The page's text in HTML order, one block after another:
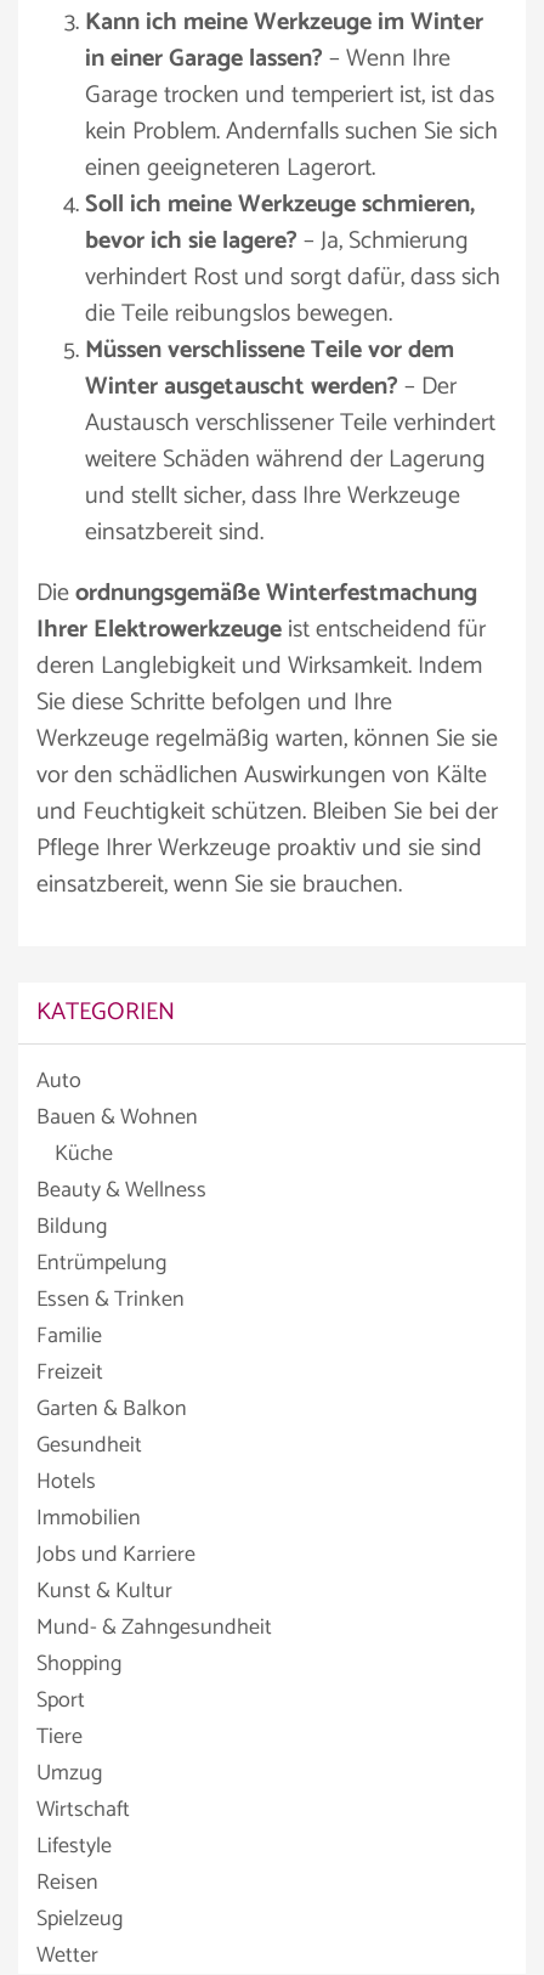
Kann ich meine Werkzeuge im Winter
in einer Garage lassen?– Wenn Ihre
Garage trocken und temperiert ist, ist das
kein Problem. Andernfalls suchen Sie sich
einen geeigneteren Lagerort.
Soll ich meine Werkzeuge schmieren,
bevor ich sie lagere?– Ja, Schmierung
verhindert Rost und sorgt dafür, dass sich
die Teile reibungslos bewegen.
Müssen verschlissene Teile vor dem
Winter ausgetauscht werden?– Der
Austausch verschlissener Teile verhindert
weitere Schäden während der Lagerung
und stellt sicher, dass Ihre Werkzeuge
einsatzbereit sind.
Dieordnungsgemäße Winterfestmachung
Ihrer Elektrowerkzeugeist entscheidend für
deren Langlebigkeit und Wirksamkeit. Indem
Sie diese Schritte befolgen und Ihre
Werkzeuge regelmäßig warten, können Sie sie
vor den schädlichen Auswirkungen von Kälte
und Feuchtigkeit schützen. Bleiben Sie bei der
Pflege Ihrer Werkzeuge proaktiv und sie sind
einsatzbereit, wenn Sie sie brauchen.
KATEGORIEN
Auto
Bauen & Wohnen
Küche
Beauty & Wellness
Bildung
Entrümpelung
Essen & Trinken
Familie
Freizeit
Garten & Balkon
Gesundheit
Hotels
Immobilien
Jobs und Karriere
Kunst & Kultur
Mund- & Zahngesundheit
Shopping
Sport
Tiere
Umzug
Wirtschaft
Lifestyle
Reisen
Spielzeug
Wetter